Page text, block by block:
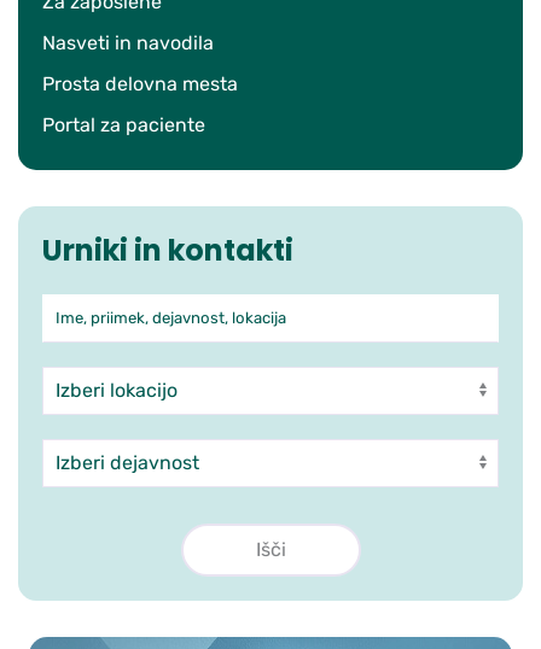
Nasveti in navodila
Prosta delovna mesta
Portal za paciente
Urniki in kontakti
Iskanje po ambulantah in
Ime, priimek, dejavnost, lokacija
Enota
Dejavnost